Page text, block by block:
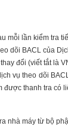
mỗi lần kiểm tra
dõi BACL của
đổi (viết tắt là
vụ theo dõi
được thanh tra có
nhà máy từ bộ